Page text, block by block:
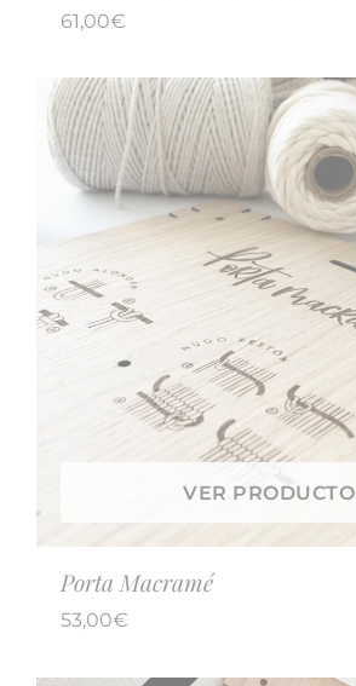
61,00€
VER PRODUCTO
Porta Macramé
53,00€